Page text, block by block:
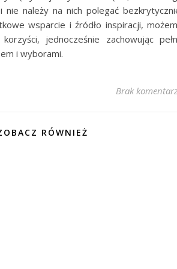
należy na nich polegać
wsparcie i źródło inspiracji,
jednocześnie zachowując
i wyborami.
Brak
RÓWNIEŻ